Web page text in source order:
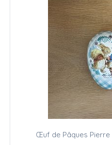
Œuf de Pâques Pierre